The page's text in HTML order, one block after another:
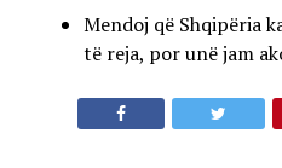
Mendoj që Shqipëria
të reja, por unë jam